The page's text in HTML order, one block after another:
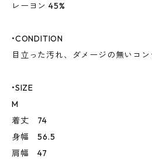
レーヨン 45%
•CONDITION
目立った汚れ、ダメージの無いコン
•SIZE
M
着丈 74
身幅 56.5
肩幅 47